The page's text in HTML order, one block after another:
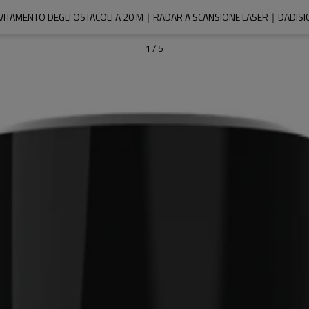
DEGLI OSTACOLI A 20 M｜RADAR A SCANSIONE LASER｜
1 / 5